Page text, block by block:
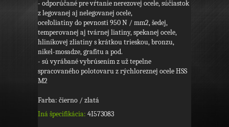
- odporúčané pre vŕtanie nerezovej ocele, súčiastok
z legovanej aj nelegovanej ocele,
oceľoliatiny do pevnosti 950 N / mm2, šedej,
temperovanej aj tvárnej liatiny, spekanej ocele,
hliníkovej zliatiny s krátkou trieskou, bronzu,
nikel-mosadze, grafitu a pod.
- sú vyrábané vybrúsením z už tepelne
spracovaného polotovaru z rýchloreznej ocele HSS
M2
Farba: čierno / zlatá
Iná špecifikácia: 4I573083